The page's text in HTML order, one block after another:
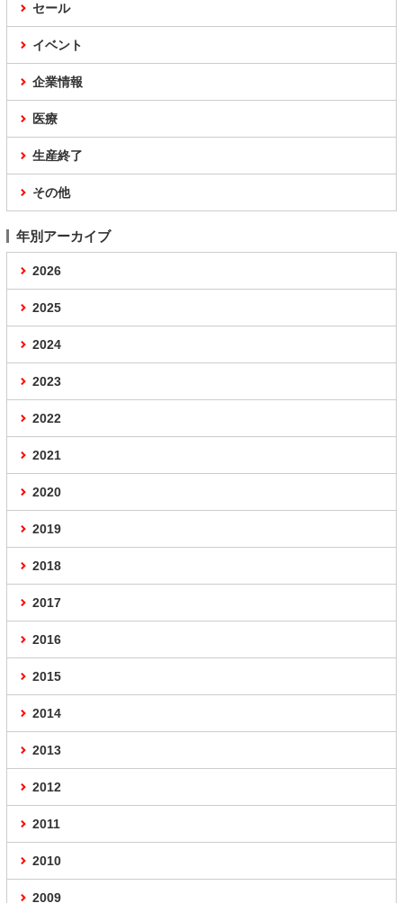
セール
イベント
企業情報
医療
生産終了
その他
年別アーカイブ
2026
2025
2024
2023
2022
2021
2020
2019
2018
2017
2016
2015
2014
2013
2012
2011
2010
2009